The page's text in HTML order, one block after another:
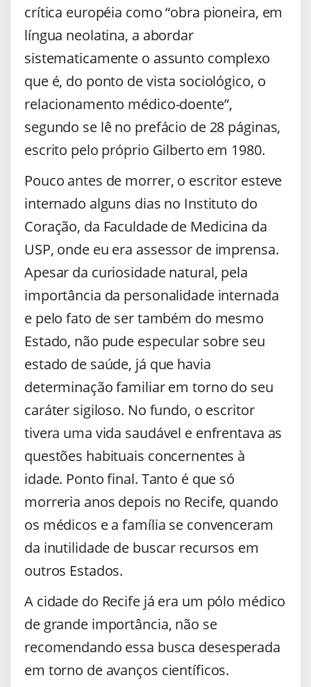
crítica européia como “obra pioneira, em
língua neolatina, a abordar
sistematicamente o assunto complexo
que é, do ponto de vista sociológico, o
relacionamento médico-doente”,
segundo se lê no prefácio de 28 páginas,
escrito pelo próprio Gilberto em 1980.
Pouco antes de morrer, o escritor esteve
internado alguns dias no Instituto do
Coração, da Faculdade de Medicina da
USP, onde eu era assessor de imprensa.
Apesar da curiosidade natural, pela
importância da personalidade internada
e pelo fato de ser também do mesmo
Estado, não pude especular sobre seu
estado de saúde, já que havia
determinação familiar em torno do seu
caráter sigiloso. No fundo, o escritor
tivera uma vida saudável e enfrentava as
questões habituais concernentes à
idade. Ponto final. Tanto é que só
morreria anos depois no Recife, quando
os médicos e a família se convenceram
da inutilidade de buscar recursos em
outros Estados.
A cidade do Recife já era um pólo médico
de grande importância, não se
recomendando essa busca desesperada
em torno de avanços científicos.